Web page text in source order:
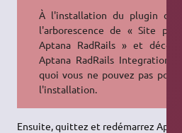
À l'installation du plugin
l'arborescence de « Site
Aptana RadRails » et
Aptana RadRails Integration »
quoi vous ne pouvez pas
l'installation.
Ensuite, quittez et redémarrez